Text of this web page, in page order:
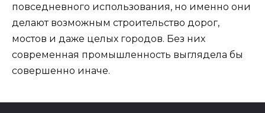
повседневного использования, но именно они
делают возможным строительство дорог,
мостов и даже целых городов. Без них
современная промышленность выглядела бы
совершенно иначе.